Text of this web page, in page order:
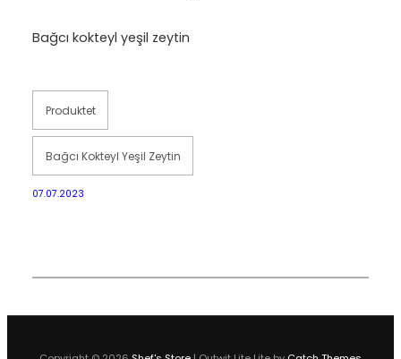
Bağcı kokteyl yeşil zeytin
Produktet
Bağcı Kokteyl Yeşil Zeytin
07.07.2023